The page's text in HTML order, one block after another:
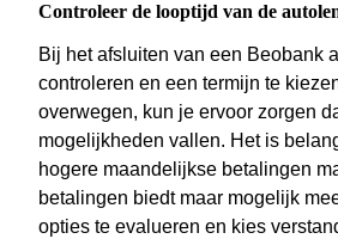
Controleer de looptijd van de
Bij het afsluiten van een Beobank
controleren en een termijn te
overwegen, kun je ervoor zorgen
mogelijkheden vallen. Het is
hogere maandelijkse betalingen
betalingen biedt maar mogelijk
opties te evalueren en kies